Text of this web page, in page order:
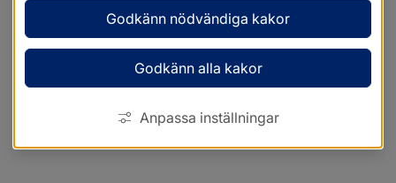
Godkänn nödvändiga kakor
Godkänn alla kakor
Anpassa inställningar